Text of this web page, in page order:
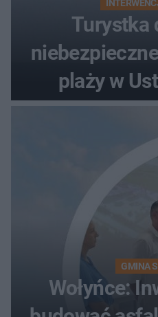
Turystka
plaży w
musiała
GMINA
Wołyńce: